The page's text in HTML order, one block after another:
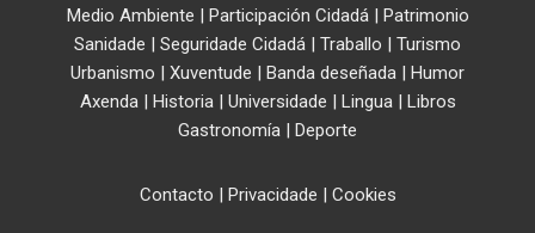
Medio Ambiente | Participación Cidadá| Patrimonio
Sanidade | Seguridade Cidadá | Traballo | Turismo
Urbanismo | Xuventude | Banda deseñada | Humor
Axenda| Historia| Universidade | Lingua| Libros
Gastronomía | Deporte
Contacto | Privacidade | Cookies